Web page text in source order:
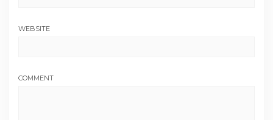
WEBSITE
COMMENT